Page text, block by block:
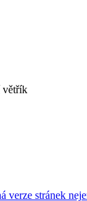
větřík
verze stránek